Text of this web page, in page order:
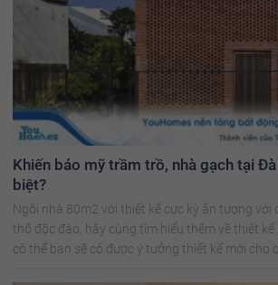
Khiến báo mỹ trầm trồ, nhà gạch tại
biệt?
Ngôi nhà 80m2 với thiết kế cực kỳ ấn tượng với
thô độc đáo, hãy cùng tìm hiểu thêm về thiết kế
có thể bạn sẽ có được ý tưởng thiết kế mới cho